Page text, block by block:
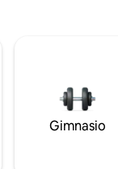
Gimnasio